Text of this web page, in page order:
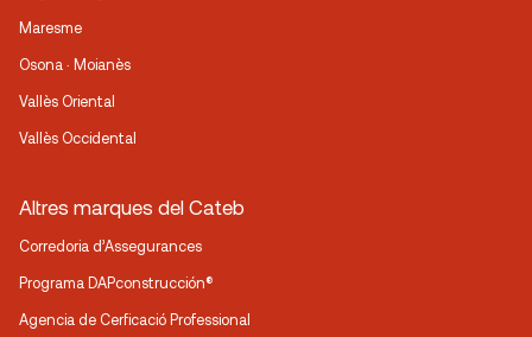
Maresme
Osona · Moianès
Vallès Oriental
Vallès Occidental
Altres marques del Cateb
Corredoria d’Assegurances
Programa DAPconstrucción®
Agencia de Cerficació Professional